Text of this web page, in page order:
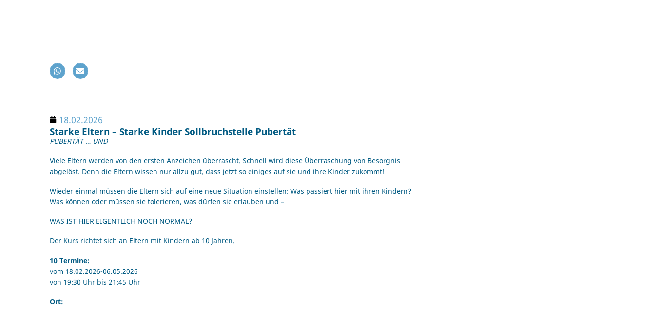
18.02.2026
Starke Eltern – Starke Kinder Sollbruchstelle Pubertät
PUBERTÄT … UND
Viele Eltern werden von den ersten Anzeichen überrascht. Schnell wird diese Überraschung von Besorgnis
abgelöst. Denn die Eltern wissen nur allzu gut, dass jetzt so einiges auf sie und ihre Kinder zukommt!
Wieder einmal müssen die Eltern sich auf eine neue Situation einstellen: Was passiert hier mit ihren Kindern?
Was können oder müssen sie tolerieren, was dürfen sie erlauben und –
WAS IST HIER EIGENTLICH NOCH NORMAL?
Der Kurs richtet sich an Eltern mit Kindern ab 10 Jahren.
10 Termine:
vom 18.02.2026-06.05.2026
von 19:30 Uhr bis 21:45 Uhr
Ort: